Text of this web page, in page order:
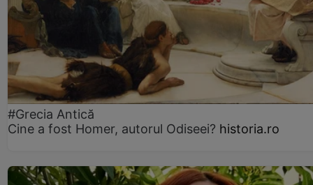
#Grecia Antică
Cine a fost Homer, autorul Odiseei? historia.ro